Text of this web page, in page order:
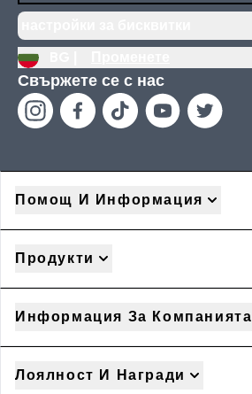
Свържете се с нас
Помощ И Информация
Продукти
Информация За Компанията
Лоялност И Награди